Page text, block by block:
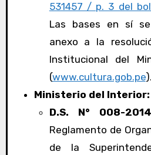
531457 / p. 3 del
Las bases en sí
anexo a la
Institucional del
(www.cultura.gob.pe).
Ministerio del Interior:
D.S. N° 008-
Reglamento de
de la